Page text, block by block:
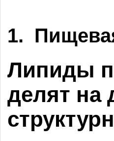
1.
Липиды
делят на